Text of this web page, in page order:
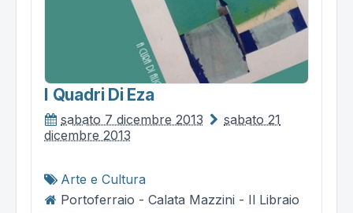
I Quadri Di Eza
sabato 7 dicembre 2013
sabato 21
dicembre 2013
Arte e Cultura
Portoferraio - Calata Mazzini - Il Libraio